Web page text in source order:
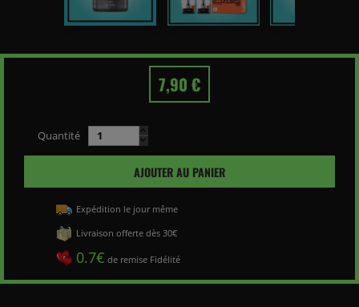
7,90 €
Quantité
AJOUTER AU PANIER
Expédition le jour même
Livraison offerte dès 30€
0.7€ de remise Fidélité